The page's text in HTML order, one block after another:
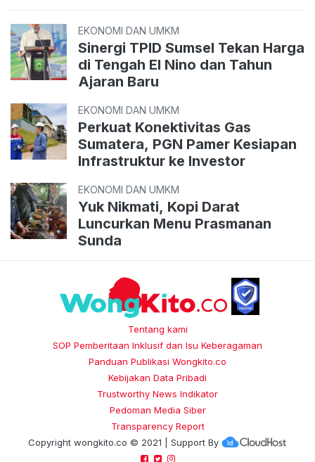
EKONOMI DAN UMKM
Sinergi TPID Sumsel Tekan Harga
di Tengah El Nino dan Tahun
Ajaran Baru
EKONOMI DAN UMKM
Perkuat Konektivitas Gas
Sumatera, PGN Pamer Kesiapan
Infrastruktur ke Investor
EKONOMI DAN UMKM
Yuk Nikmati, Kopi Darat
Luncurkan Menu Prasmanan
Sunda
Tentang kami
SOP Pemberitaan Inklusif dan Isu Keberagaman
Panduan Publikasi Wongkito.co
Kebijakan Data Pribadi
Trustworthy News Indikator
Pedoman Media Siber
Transparency Report
Copyright wongkito.co © 2021 | Support By